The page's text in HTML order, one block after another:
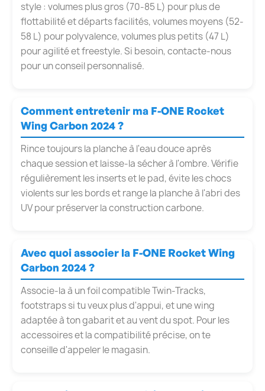
style : volumes plus gros (70-85 L) pour plus de
flottabilité et départs facilités, volumes moyens (52-
58 L) pour polyvalence, volumes plus petits (47 L)
pour agilité et freestyle. Si besoin, contacte-nous
pour un conseil personnalisé.
Comment entretenir ma F-ONE Rocket
Wing Carbon 2024 ?
Rince toujours la planche à l'eau douce après
chaque session et laisse-la sécher à l'ombre. Vérifie
régulièrement les inserts et le pad, évite les chocs
violents sur les bords et range la planche à l'abri des
UV pour préserver la construction carbone.
Avec quoi associer la F-ONE Rocket Wing
Carbon 2024 ?
Associe-la à un foil compatible Twin-Tracks,
footstraps si tu veux plus d'appui, et une wing
adaptée à ton gabarit et au vent du spot. Pour les
accessoires et la compatibilité précise, on te
conseille d'appeler le magasin.